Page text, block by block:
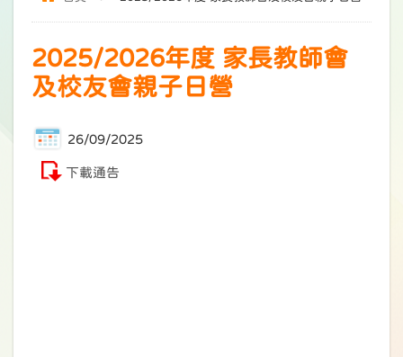
2025/2026年度 家長教師會
及校友會親子日營
26/09/2025
下載通告